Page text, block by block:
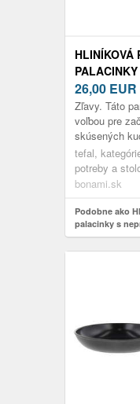
HLINÍKOVÁ
Ø 25 CM
G2813872
26,00 EUR
Zľavy. Táto
voľbou pre
skúsených
vysokoodolný
Mineralia+
minerály...
tefal,
potreby a
varenie,
bonami.sk
Podobne ako
palacinky s
25 cm Black